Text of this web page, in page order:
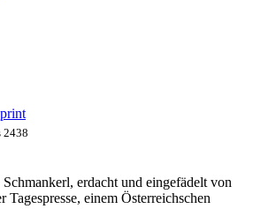
2438
erdacht und eingefädelt von
Tagespresse, einem Österreichschen